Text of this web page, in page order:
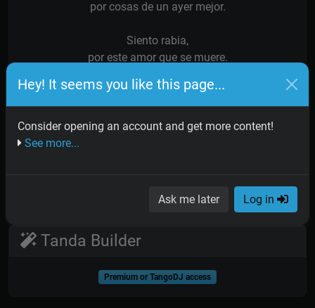
Hey! It seems you like this page...
Consider opening an account and get more content!
See more...
Ask me later Log in
por cosas de un ayer mejor.
Siento rabia,
por este amor que se muere.
los dos juramos: Yo no soy.
Siento rabia,
porque aunque estamos unidos
Tanda Builder
Premium or TangoDJ access